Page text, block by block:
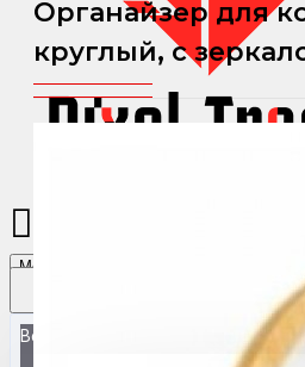
Menu
Везде
Органайзер для
круглый, с